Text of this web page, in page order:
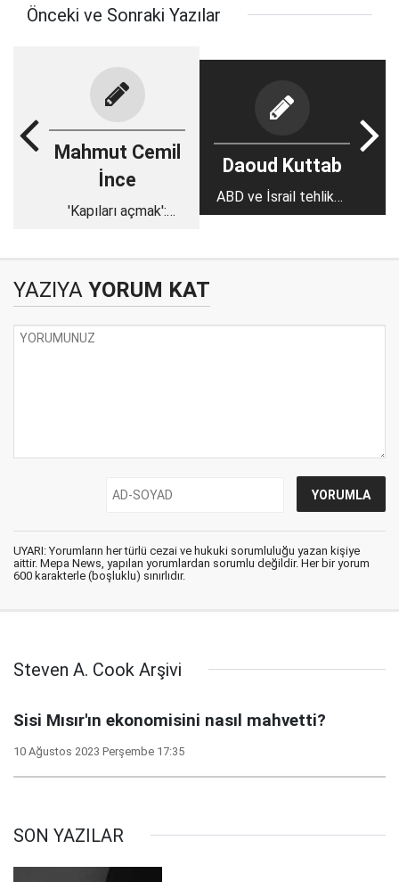
Önceki ve Sonraki Yazılar
Mahmut Cemil
İnce
'Kapıları açmak':
Daoud Kuttab
ABD ve İsrail tehlikeli
bir oyun oynuyor
YAZIYA YORUM KAT
UYARI: Yorumların her türlü cezai ve hukuki sorumluluğu yazan kişiye
aittir. Mepa News, yapılan yorumlardan sorumlu değildir. Her bir yorum
600 karakterle (boşluklu) sınırlıdır.
Steven A. Cook Arşivi
Sisi Mısır'ın ekonomisini nasıl mahvetti?
10 Ağustos 2023 Perşembe 17:35
SON YAZILAR